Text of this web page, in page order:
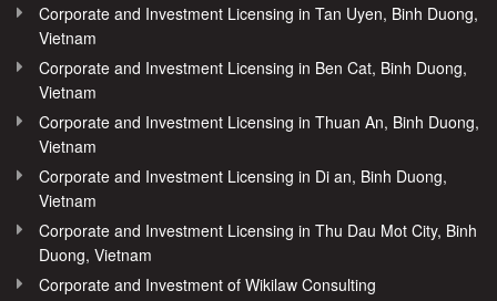
Corporate and Investment Licensing in Tan Uyen, Binh Duong,
Vietnam
Corporate and Investment Licensing in Ben Cat, Binh Duong,
Vietnam
Corporate and Investment Licensing in Thuan An, Binh Duong,
Vietnam
Corporate and Investment Licensing in Di an, Binh Duong,
Vietnam
Corporate and Investment Licensing in Thu Dau Mot City, Binh
Duong, Vietnam
Corporate and Investment of Wikilaw Consulting